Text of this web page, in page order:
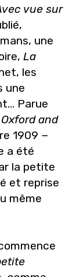
vue sur
une
La
les
une
Parue
and
1909 −
a été
la petite
et reprise
même